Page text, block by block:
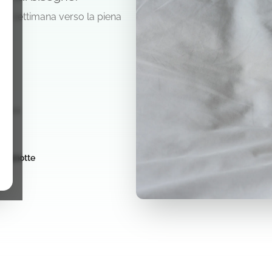
settimana verso la piena
stanotte